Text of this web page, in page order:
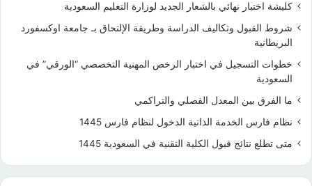
كليشة اختبار نهائي بالشعار الجديد لوزارة التعليم السعودية
شروط القبول وتكاليف الدراسة وطريقة الإلتحاق بـ جامعة اوكسفورد
البريطانية
خطوات التسجيل في اختبار الرخص المهنية التخصصي “الورقي” في
السعودية
ما الفرق بين المعدل الفصلي والتراكمي
نظام فارس الخدمة الذاتية الدخول لنظام فارس 1445
متى تطلع نتائج قبول الكلية التقنية في السعودية 1445